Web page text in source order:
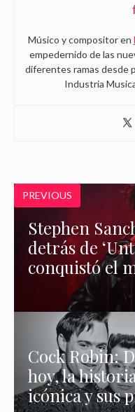
Músico y compositor en
empedernido de las
diferentes ramas desde
Industria
PREVIOUS
Stephen
detrás de
conquistó el
Cock Robin:
hoy, la
icónica y sus